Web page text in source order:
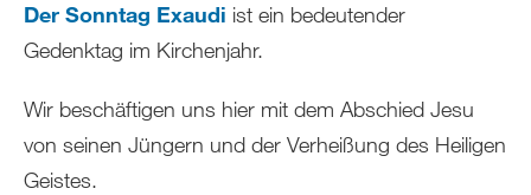
Der Sonntag Exaudi ist ein bedeutender
Gedenktag im Kirchenjahr.
Wir beschäftigen uns hier mit dem Abschied Jesu
von seinen Jüngern und der Verheißung des Heiligen
Geistes.